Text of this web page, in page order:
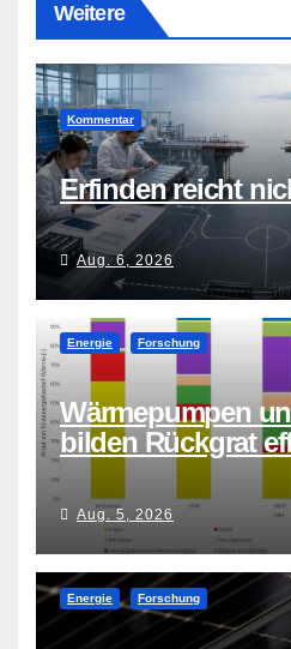
Weitere
Kommentar
Erfinden reicht
Aug. 6, 2026
Energie Forschung
Wärmepumpen
bilden Rückgrat
Aug. 5, 2026
Energie Forschung